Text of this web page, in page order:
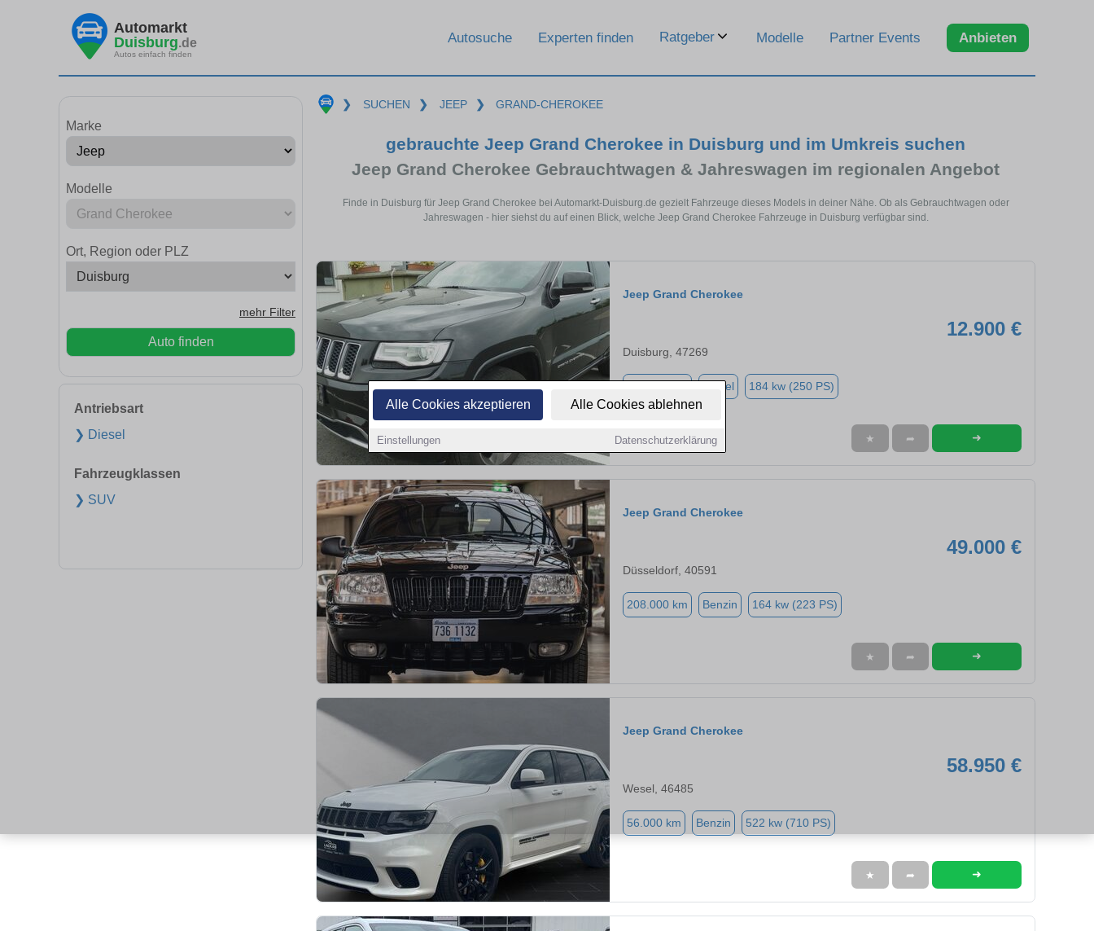
Alle Cookies akzeptieren Alle Cookies ablehnen
Einstellungen Datenschutzerklärung
Automarkt
Duisburg.de
Autos einfach finden
Autosuche Experten finden Ratgeber Modelle Partner Events Anbieten
Marke
Modelle
Ort, Region oder PLZ
mehr Filter
Auto finden
Antriebsart
❯ Diesel
Fahrzeugklassen
❯ SUV
❯ SUCHEN ❯ JEEP ❯ GRAND-CHEROKEE
gebrauchte Jeep Grand Cherokee in Duisburg und im Umkreis suchen
Jeep Grand Cherokee Gebrauchtwagen & Jahreswagen im regionalen Angebot
Finde in Duisburg für Jeep Grand Cherokee bei Automarkt-Duisburg.de gezielt Fahrzeuge dieses Models in deiner Nähe. Ob als Gebrauchtwagen oder
Jahreswagen - hier siehst du auf einen Blick, welche Jeep Grand Cherokee Fahrzeuge in Duisburg verfügbar sind.
Jeep Grand Cherokee
12.900 €
Duisburg, 47269
Diesel 184 kw (250 PS)
★ ➦ ➜
Jeep Grand Cherokee
49.000 €
Düsseldorf, 40591
208.000 km Benzin 164 kw (223 PS)
★ ➦ ➜
Jeep Grand Cherokee
58.950 €
Wesel, 46485
56.000 km Benzin 522 kw (710 PS)
★ ➦ ➜